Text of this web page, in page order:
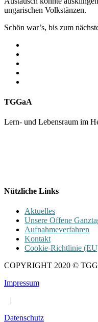
ungarischen Volkstänzen.
Schön war’s, bis zum
TGGaA
Lern- und Lebensraum im
Nützliche Links
Aktuelles
Unsere Offene
Aufnahmeverfahren
Kontakt
Cookie-Richtlinie
COPYRIGHT 2020 ©
Impressum
|
Datenschutz